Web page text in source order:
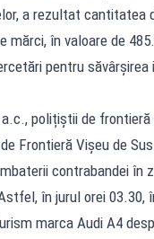
a rezultat cantitatea
mărci, în valoare de
pentru săvârșirea
polițiștii de frontieră
Frontieră Vișeu de
contrabandei în
în jurul orei 03.30,
marca Audi A4